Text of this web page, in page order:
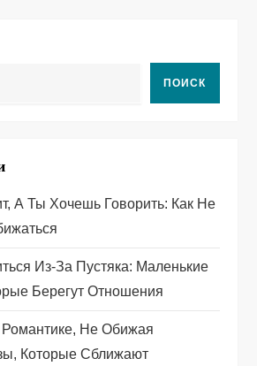
ПОИСК
А Ты Хочешь Говорить: Как Не
Из‑за Пустяка: Маленькие
Берегут Отношения
Романтике, Не Обижая
Которые Сближают